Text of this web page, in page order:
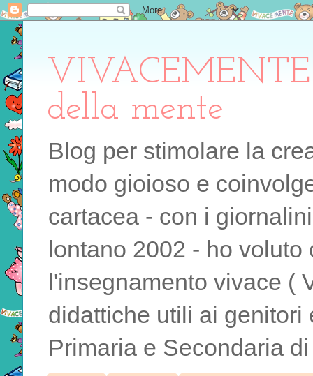
della mente
Blog per stimolare la
modo gioioso e
cartacea - con i
lontano 2002 - ho
l'insegnamento vivace (
didattiche utili ai
Primaria e Secondaria